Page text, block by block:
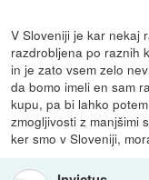
V Sloveniji je kar nekaj
razdrobljena po raznih
in je zato vsem zelo
da bomo imeli en sam
kupu, pa bi lahko
zmogljivosti z manjšimi
ker smo v Sloveniji,